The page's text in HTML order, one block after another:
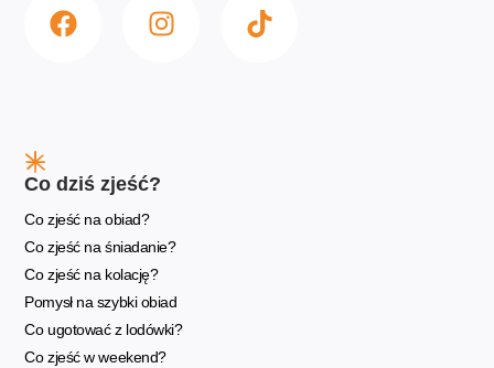
Co dziś zjeść?
Co zjeść na obiad?
Co zjeść na śniadanie?
Co zjeść na kolację?
Pomysł na szybki obiad
Co ugotować z lodówki?
Co zjeść w weekend?